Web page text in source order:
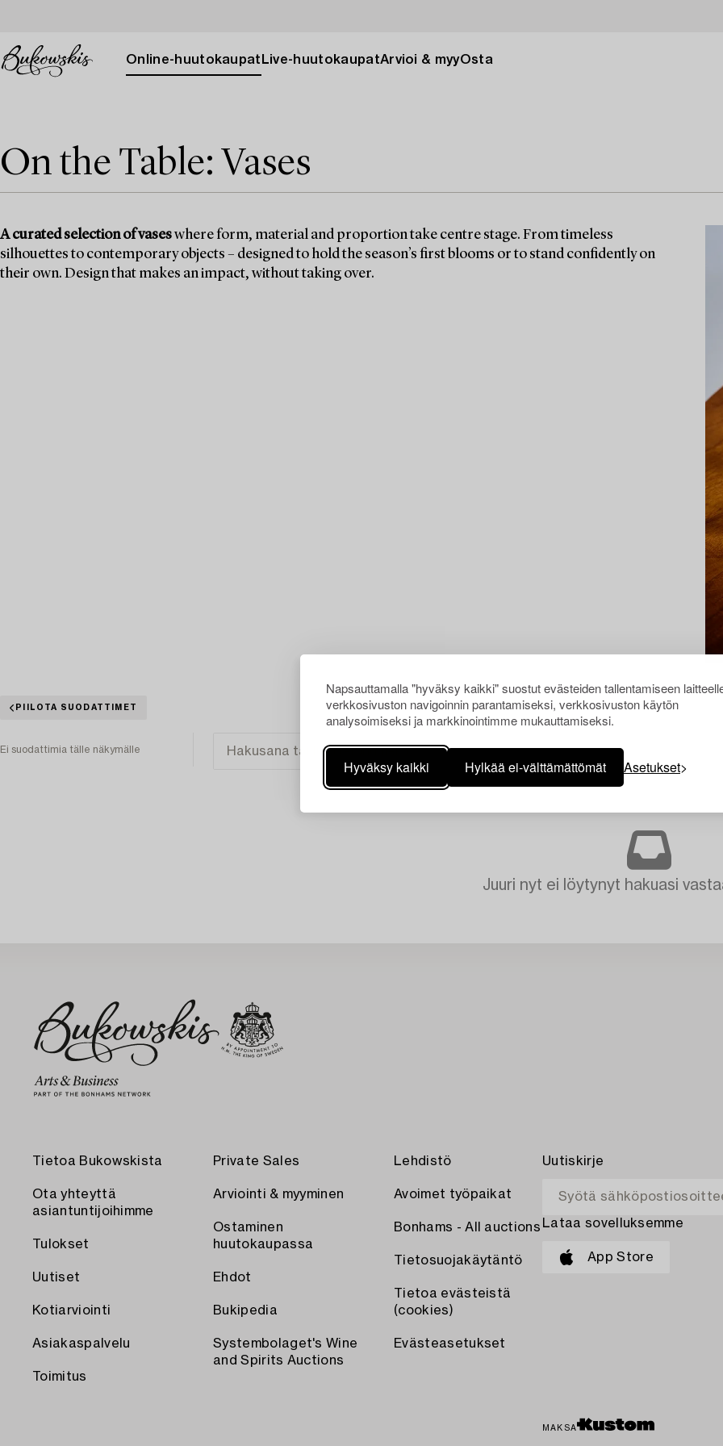
Napsauttamalla "hyväksy kaikki" suostut evästeiden tallentamiseen
verkkosivuston navigoinnin parantamiseksi, verkkosivuston käytön
analysoimiseksi ja markkinointimme mukauttamiseksi.
Hyväksy kaikki Hylkää ei-välttämättömät Asetukset
Online-huutokaupat Live-huutokaupatArvioi & myyOsta
On the Table: Vases
A curated selection of vaseswhere form, material and proportion take centre stage. From timeless
silhouettes to contemporary objects – designed to hold the season’s first blooms or to stand confidently on
their own. Design that makes an impact, without taking over.
PIILOTA SUODATTIMET
Ei suodattimia tälle näkymälle
Juuri nyt ei löytynyt hakuasi
Tietoa Bukowskista
Ota yhteyttä
asiantuntijoihimme
Tulokset
Uutiset
Kotiarviointi
Asiakaspalvelu
Toimitus
Private Sales
Arviointi & myyminen
Ostaminen
huutokaupassa
Ehdot
Bukipedia
Systembolaget's Wine
and Spirits Auctions
Lehdistö
Avoimet työpaikat
Bonhams - All auctions
Tietosuojakäytäntö
Tietoa evästeistä
(cookies)
Evästeasetukset
Uutiskirje
Lataa sovelluksemme
App Store
MAKSA